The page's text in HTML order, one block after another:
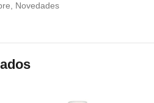
, Novedades